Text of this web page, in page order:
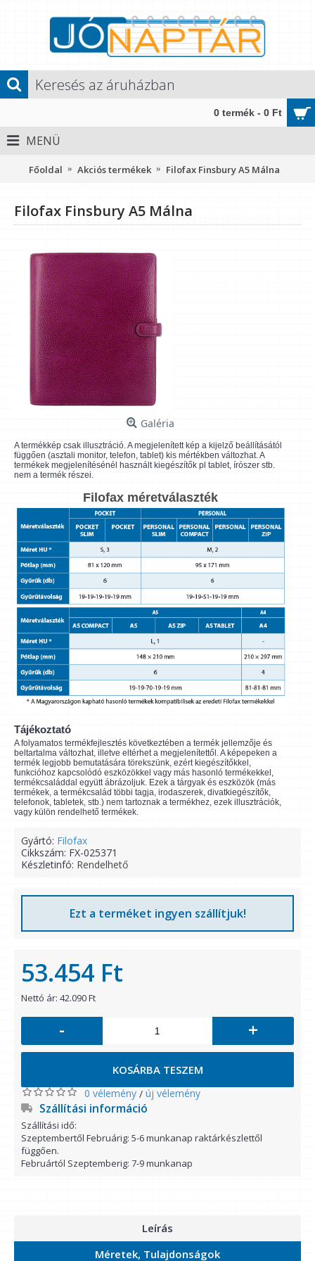
0 termék - 0 Ft
MENÜ
Főoldal Akciós termékek Filofax Finsbury A5 Málna
Filofax Finsbury A5 Málna
Galéria
A termékkép csak illusztráció. A megjelenített kép a kijelző beállításától
függően (asztali monitor, telefon, tablet) kis mértékben változhat. A
termékek megjelenítésénél használt kiegészítők pl tablet, írószer stb.
nem a termék részei.
Filofax méretválaszték
Tájékoztató
A folyamatos termékfejlesztés következtében a termék jellemzője és
beltartalma változhat, illetve eltérhet a megjelenítettől. A képepeken a
termék legjobb bemutatására törekszünk, ezért kiegészítőkkel,
funkcióhoz kapcsolódó eszközökkel vagy más hasonló termékekkel,
termékcsaláddal együtt ábrázoljuk. Ezek a tárgyak és eszközök (más
termékek, a termékcsalád többi tagja, irodaszerek, divatkiegészítők,
telefonok, tabletek, stb.) nem tartoznak a termékhez, ezek illusztrációk,
vagy külön rendelhető termékek.
Gyártó: Filofax
Cikkszám: FX-025371
Készletinfó: Rendelhető
Ezt a terméket ingyen szállítjuk!
53.454 Ft
Nettó ár: 42.090 Ft
- +
KOSÁRBA TESZEM
0 vélemény / új vélemény
Szállítási információ
Szállítási idő:
Szeptembertől Februárig: 5-6 munkanap raktárkészlettől
függően.
Februártól Szeptemberig: 7-9 munkanap
Leírás
Méretek, Tulajdonságok